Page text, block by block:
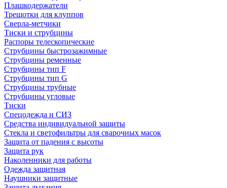
Плашкодержатели
Трещотки для клуппов
Сверла-метчики
Тиски и струбцины
Распоры телескопические
Струбцины быстрозажимные
Струбцины ременные
Струбцины тип F
Струбцины тип G
Струбцины трубные
Струбцины угловые
Тиски
Спецодежда и СИЗ
Средства индивидуальной защиты
Стекла и светофильтры для сварочных масок
Защита от падения с высоты
Защита рук
Наколенники для работы
Одежда защитная
Наушники защитные